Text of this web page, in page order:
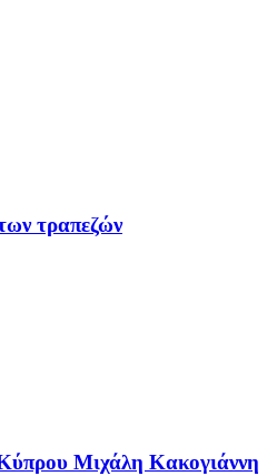
τραπεζών
Μιχάλη Κακογιάννη